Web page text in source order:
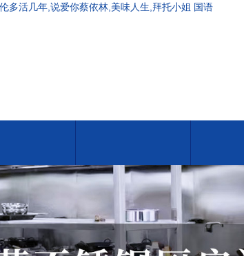
多活几年,说爱你蔡依林,美味人生,拜托小姐 国语